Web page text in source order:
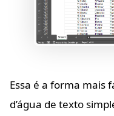
Essa é a forma mais
d’água de texto